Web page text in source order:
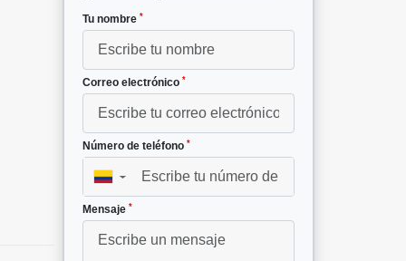
Tu nombre *
Correo electrónico *
Número de teléfono *
▼
Mensaje *